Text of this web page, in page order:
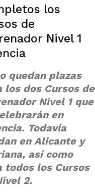
los
de
Nivel 1
quedan plazas
los dos Cursos de
Nivel 1 que
en
Todavía
en Alicante y
así como
todos los Cursos
2.